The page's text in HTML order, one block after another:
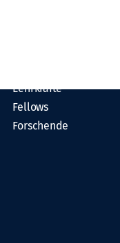
Lehrkräfte
Fellows
Forschende